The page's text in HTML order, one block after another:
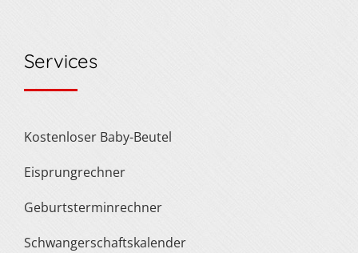
Services
Kostenloser Baby-Beutel
Eisprungrechner
Geburtsterminrechner
Schwangerschaftskalender